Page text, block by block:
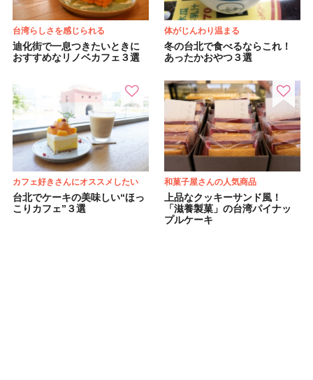
台湾らしさを感じられる
迪化街で一息つきたいときに
おすすめなリノベカフェ３選
体がじんわり温まる
冬の台北で食べるならこれ！
あったかおやつ３選
カフェ好きさんにオススメしたい
台北でケーキの美味しい“ほっ
こりカフェ”３選
和菓子屋さんの人気商品
上品なクッキーサンド風！
「滋養製菓」の台湾パイナッ
プルケーキ